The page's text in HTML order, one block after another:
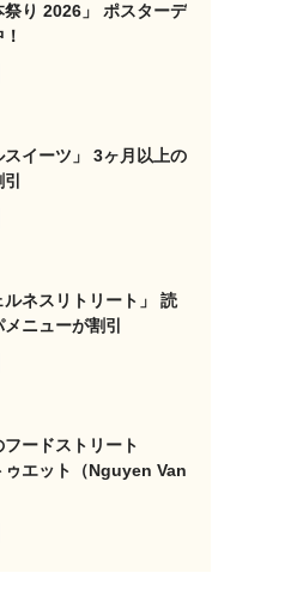
祭り 2026」 ポスターデ
スイーツ」 3ヶ月以上の
ルネスリトリート」 読
ニューが割引
ードストリート
ゥエット（Nguyen Van